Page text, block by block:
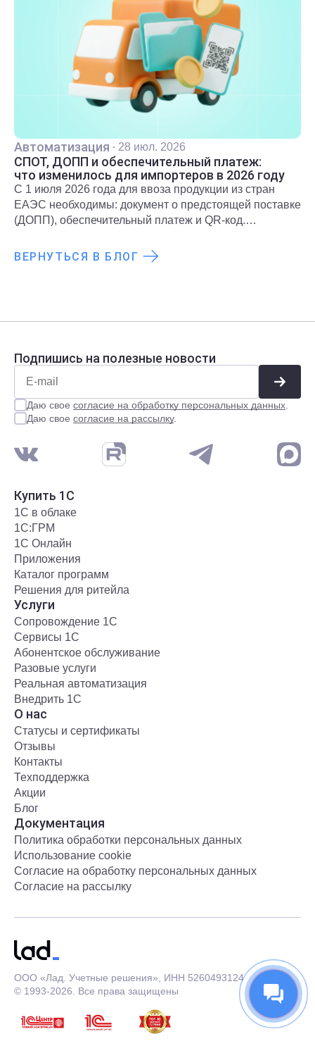
Автоматизация · 28 июл. 2026
СПОТ, ДОПП и обеспечительный платеж:
что изменилось для импортеров в 2026 году
С 1 июля 2026 года для ввоза продукции из стран
ЕАЭС необходимы: документ о предстоящей поставке
(ДОПП), обеспечительный платеж и QR-код.
рассказали в статье.
ВЕРНУТЬСЯ В БЛОГ
Подпишись на полезные новости
Даю свое согласие на обработку персональных данных
Даю свое согласие на рассылку.
Купить 1С
1С в облаке
1С:ГРМ
1С Онлайн
Приложения
Каталог программ
Решения для ритейла
Услуги
Сопровождение 1С
Сервисы 1С
Абонентское обслуживание
Разовые услуги
Реальная автоматизация
Внедрить 1С
О нас
Статусы и сертификаты
Отзывы
Контакты
Техподдержка
Акции
Блог
Документация
Политика обработки персональных данных
Использование cookie
Согласие на обработку персональных данных
Согласие на рассылку
ООО «Лад. Учетные решения», ИНН 5260493124
© 1993-2026. Все права защищены